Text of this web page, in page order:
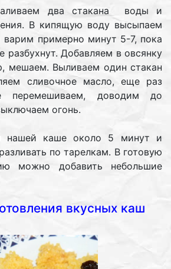
два стакана воды и
В кипящую воду высыпаем
варим примерно минут 5-7, пока
разбухнут. Добавляем в овсянку
мешаем. Выливаем один стакан
сливочное масло, еще раз
перемешиваем, доводим до
огонь.
нашей каше около 5 минут и
по тарелкам. В готовую
можно добавить небольшие
вкусных каш